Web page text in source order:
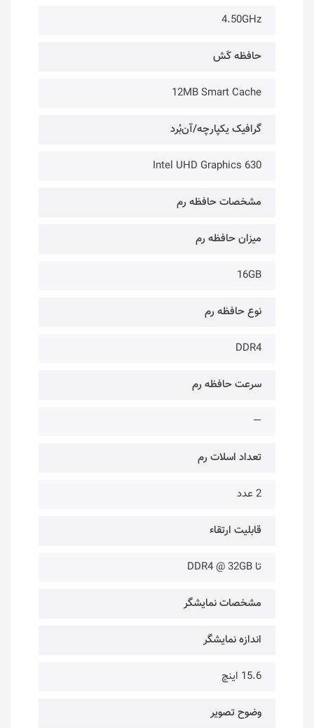
4.50GHz
حافظه کَش
12MB Smart Cache
گرافیک یکپارچه/آن‌بُرد
Intel UHD Graphics 630
مشخصات حافظه رم
میزان حافظه رم
16GB
نوع حافظه رم
DDR4
سرعت حافظه رم
—
تعداد اسلات رم
2 عدد
قابلیت ارتقاء
تا DDR4 @ 32GB
مشخصات نمایشگر
اندازه نمایشگر
15.6 اینچ
وضوح تصویر